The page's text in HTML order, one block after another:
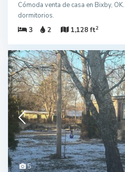
Cómoda venta de casa en Bixby,
dormitorios.
3
2 1,128 ft2
5